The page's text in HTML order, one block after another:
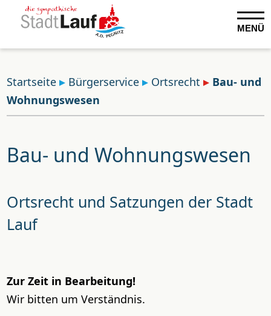
MENÜ
Startseite Bürgerservice Ortsrecht
Bau- und
Wohnungswesen
Bau- und Wohnungswesen
Ortsrecht und Satzungen der Stadt
Lauf
Zur Zeit in Bearbeitung!
Wir bitten um Verständnis.